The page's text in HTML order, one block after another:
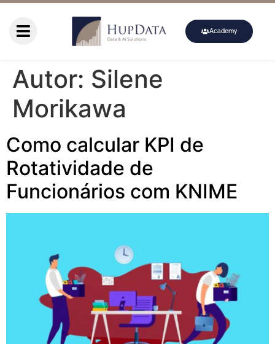
Academy
Autor: Silene
Morikawa
Como calcular KPI de
Rotatividade de
Funcionários com KNIME